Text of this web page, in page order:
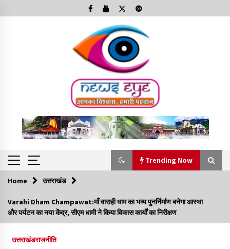
to
Trending Now
Trending Now
Minorities Rights Day : विश्व अल्पसंख्यक अधिकार दिवस
कार्यक्रम में शामिल हुए सीएम,आधुनिक मदरसों का नाम अब्दुल कलाम के नाम
Home उत्तराखंड
Varahi Dham Champawat:माँ वाराही धाम का भव्य पुनर्निर्माण बनेगा आस्था
और पर्यटन का नया केंद्र, सीएम धामी ने किया विकास कार्यों का निरीक्षण
उत्तराखंडराजनीति